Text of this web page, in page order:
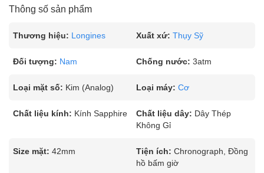
Thông số sản phẩm
Thương hiệu: Longines Xuất xứ: Thụy Sỹ
Đối tượng: Nam Chống nước: 3atm
Loại mặt số: Kim (Analog) Loại máy: Cơ
Chất liệu kính: Kính Sapphire Chất liệu dây: Dây Thép
Không Gỉ
Size mặt: 42mm Tiện ích: Chronograph, Đồng
hồ bấm giờ